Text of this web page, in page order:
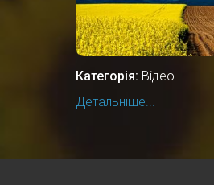
Категорія: Відео
Детальніше...